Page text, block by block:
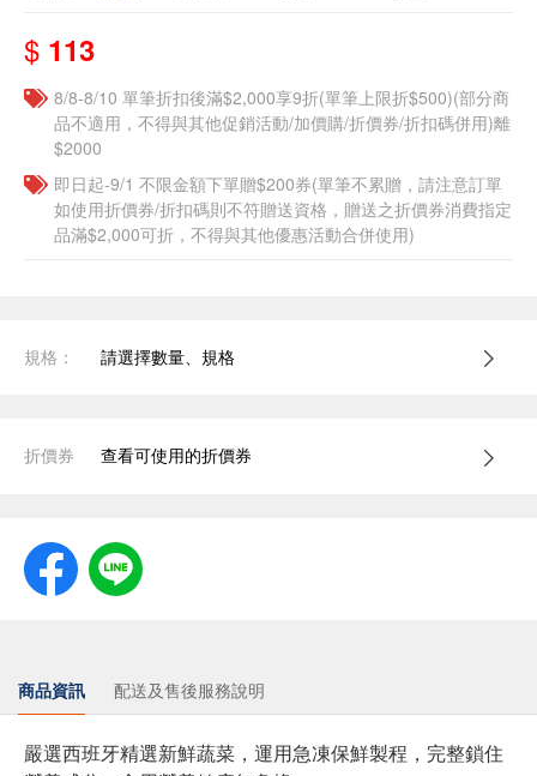
$ 113
8/8-8/10 單筆折扣後滿$2,000享9折(單筆上限折$500)(部分商
品不適用，不得與其他促銷活動/加價購/折價券/折扣碼併用)離
$2000
即日起-9/1 不限金額下單贈$200券(單筆不累贈，請注意訂單
如使用折價券/折扣碼則不符贈送資格，贈送之折價券消費指定
品滿$2,000可折，不得與其他優惠活動合併使用)
規格： 請選擇數量、規格
折價券 查看可使用的折價券
商品資訊 配送及售後服務說明
嚴選西班牙精選新鮮蔬菜，運用急凍保鮮製程，完整鎖住